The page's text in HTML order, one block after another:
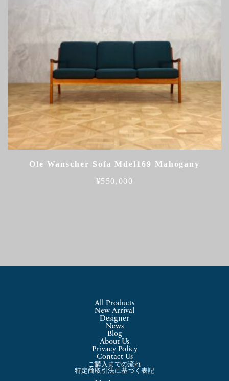
Ole Wanscher Sofa Mdel169 Mahogany
¥550,000
All Products
New Arrival
Designer
News
Blog
About Us
Privacy Policy
Contact Us
ご購入までの流れ
特定商取引法に基づく表記